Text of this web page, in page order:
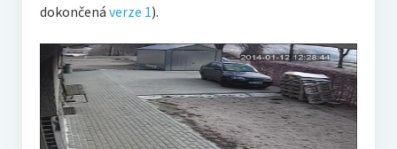
dokončená verze 1).